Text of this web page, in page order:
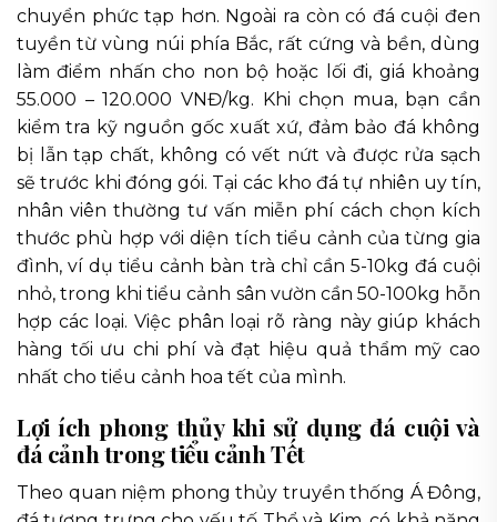
chuyển phức tạp hơn. Ngoài ra còn có đá cuội đen
tuyền từ vùng núi phía Bắc, rất cứng và bền, dùng
làm điểm nhấn cho non bộ hoặc lối đi, giá khoảng
55.000 – 120.000 VNĐ/kg. Khi chọn mua, bạn cần
kiểm tra kỹ nguồn gốc xuất xứ, đảm bảo đá không
bị lẫn tạp chất, không có vết nứt và được rửa sạch
sẽ trước khi đóng gói. Tại các kho đá tự nhiên uy tín,
nhân viên thường tư vấn miễn phí cách chọn kích
thước phù hợp với diện tích tiểu cảnh của từng gia
đình, ví dụ tiểu cảnh bàn trà chỉ cần 5-10kg đá cuội
nhỏ, trong khi tiểu cảnh sân vườn cần 50-100kg hỗn
hợp các loại. Việc phân loại rõ ràng này giúp khách
hàng tối ưu chi phí và đạt hiệu quả thẩm mỹ cao
nhất cho tiểu cảnh hoa tết của mình.
Lợi ích phong thủy khi sử dụng đá cuội và
đá cảnh trong tiểu cảnh Tết
Theo quan niệm phong thủy truyền thống Á Đông,